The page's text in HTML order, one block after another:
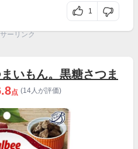
1
ーリンク
いもん。黒糖さつま
点 (14人が評価)